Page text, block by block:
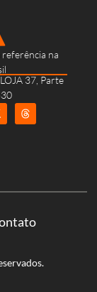
na
37, Parte